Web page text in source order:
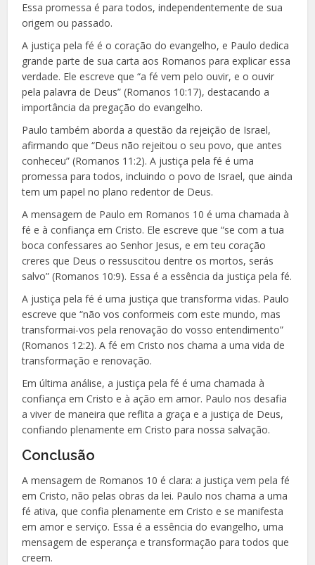
Essa promessa é para todos, independentemente de sua
origem ou passado.
A justiça pela fé é o coração do evangelho, e Paulo dedica
grande parte de sua carta aos Romanos para explicar essa
verdade. Ele escreve que “a fé vem pelo ouvir, e o ouvir
pela palavra de Deus” (Romanos 10:17), destacando a
importância da pregação do evangelho.
Paulo também aborda a questão da rejeição de Israel,
afirmando que “Deus não rejeitou o seu povo, que antes
conheceu” (Romanos 11:2). A justiça pela fé é uma
promessa para todos, incluindo o povo de Israel, que ainda
tem um papel no plano redentor de Deus.
A mensagem de Paulo em Romanos 10 é uma chamada à
fé e à confiança em Cristo. Ele escreve que “se com a tua
boca confessares ao Senhor Jesus, e em teu coração
creres que Deus o ressuscitou dentre os mortos, serás
salvo” (Romanos 10:9). Essa é a essência da justiça pela fé.
A justiça pela fé é uma justiça que transforma vidas. Paulo
escreve que “não vos conformeis com este mundo, mas
transformai-vos pela renovação do vosso entendimento”
(Romanos 12:2). A fé em Cristo nos chama a uma vida de
transformação e renovação.
Em última análise, a justiça pela fé é uma chamada à
confiança em Cristo e à ação em amor. Paulo nos desafia
a viver de maneira que reflita a graça e a justiça de Deus,
confiando plenamente em Cristo para nossa salvação.
Conclusão
A mensagem de Romanos 10 é clara: a justiça vem pela fé
em Cristo, não pelas obras da lei. Paulo nos chama a uma
fé ativa, que confia plenamente em Cristo e se manifesta
em amor e serviço. Essa é a essência do evangelho, uma
mensagem de esperança e transformação para todos que
creem.